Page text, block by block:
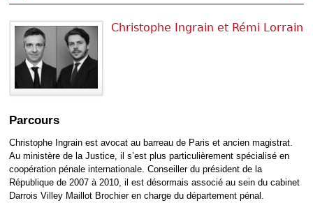
Christophe Ingrain et Rémi Lorrain
Parcours
Christophe Ingrain est avocat au barreau de Paris et ancien magistrat.
Au ministère de la Justice, il s’est plus particulièrement spécialisé en
coopération pénale internationale. Conseiller du président de la
République de 2007 à 2010, il est désormais associé au sein du cabinet
Darrois Villey Maillot Brochier en charge du département pénal.